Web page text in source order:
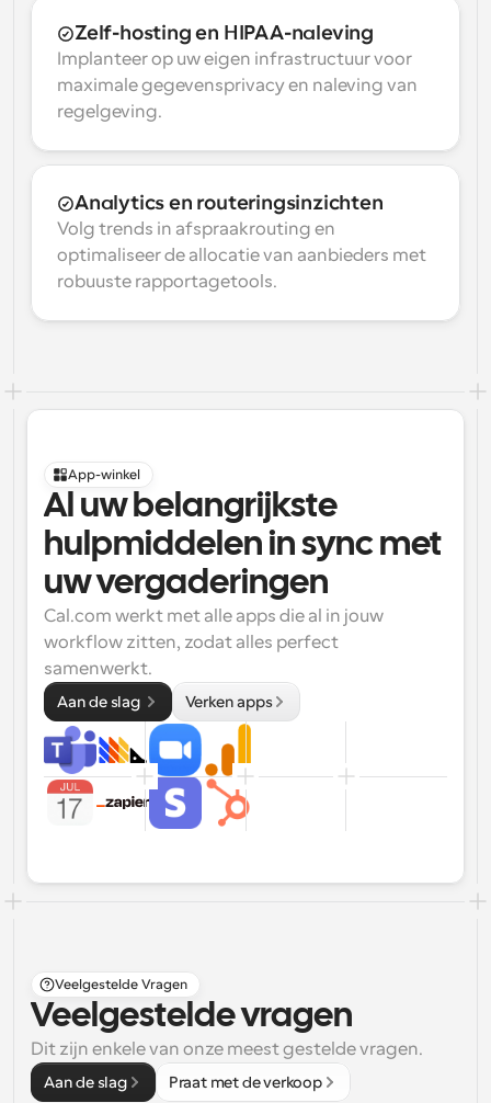
Zelf-hosting en HIPAA-naleving
Implanteer op uw eigen infrastructuur voor
maximale gegevensprivacy en naleving van
regelgeving.
Analytics en routeringsinzichten
Volg trends in afspraakrouting en
optimaliseer de allocatie van aanbieders met
robuuste rapportagetools.
App-winkel
Al uw belangrijkste
hulpmiddelen in sync met
uw vergaderingen
Cal.com werkt met alle apps die al in jouw
workflow zitten, zodat alles perfect
samenwerkt.
Aan de slag Verken apps
Veelgestelde Vragen
Veelgestelde vragen
Dit zijn enkele van onze meest gestelde vragen.
Aan de slag Praat met de verkoop